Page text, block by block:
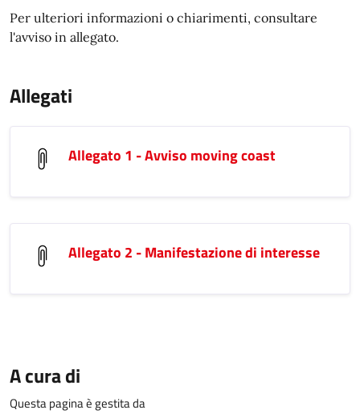
Per ulteriori informazioni o chiarimenti, consultare
l'avviso in allegato.
Allegati
Allegato 1 - Avviso moving coast
Allegato 2 - Manifestazione di interesse
A cura di
Questa pagina è gestita da